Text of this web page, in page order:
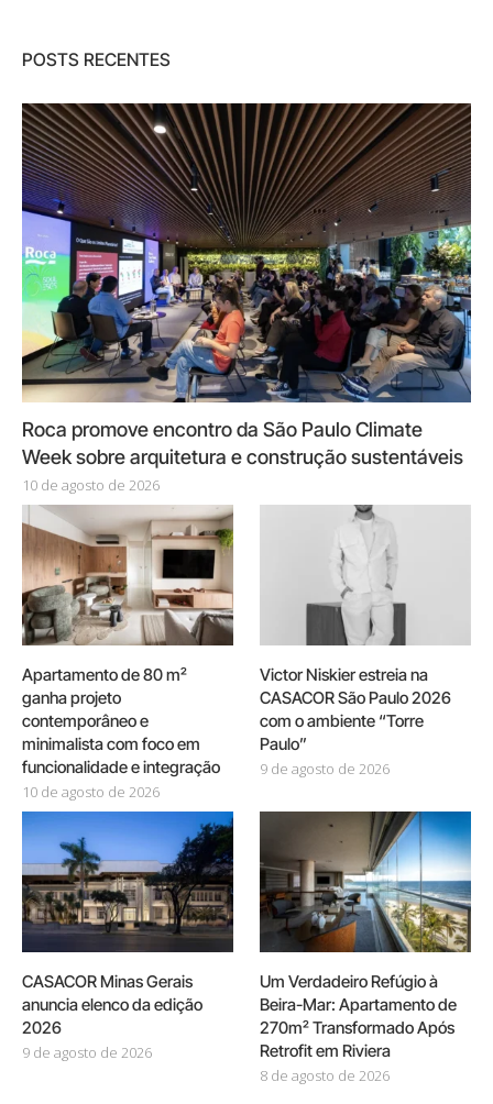
POSTS RECENTES
Roca promove encontro da São Paulo Climate
Week sobre arquitetura e construção sustentáveis
10 de agosto de 2026
Apartamento de 80 m²
ganha projeto
contemporâneo e
minimalista com foco em
funcionalidade e integração
10 de agosto de 2026
Victor Niskier estreia na
CASACOR São Paulo 2026
com o ambiente “Torre
Paulo”
9 de agosto de 2026
CASACOR Minas Gerais
anuncia elenco da edição
2026
9 de agosto de 2026
Um Verdadeiro Refúgio à
Beira-Mar: Apartamento de
270m² Transformado Após
Retrofit em Riviera
8 de agosto de 2026